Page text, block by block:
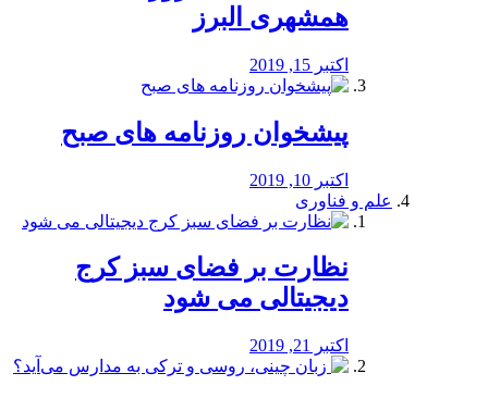
همشهری البرز
اکتبر 15, 2019
پیشخوان روزنامه های صبح
اکتبر 10, 2019
علم و فناوری
نظارت بر فضای سبز کرج
دیجیتالی می شود
اکتبر 21, 2019